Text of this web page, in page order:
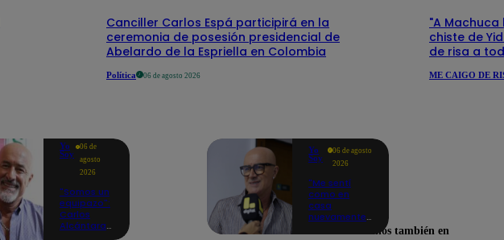
Canciller Carlos Espá participirá en la
ceremonia de posesión presidencial de
Abelardo de la Espriella en Colombia
Política 06 de agosto 2026
"A Machuca
chiste de
de risa a
ME CAIGO DE
Yo
Soy
06 de
agosto
2026
"Somos un
equipazo":
Carlos
Alcántara
Yo
Soy
06 de agosto
2026
"Me sentí
como en
casa
nuevamente":
Encuéntranos también en